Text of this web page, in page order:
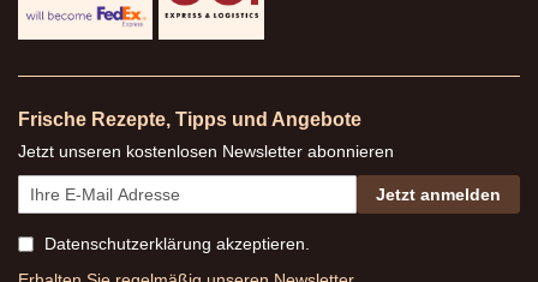
Frische Rezepte, Tipps und Angebote
Jetzt unseren kostenlosen Newsletter abonnieren
Jetzt anmelden
Datenschutzerklärung akzeptieren.